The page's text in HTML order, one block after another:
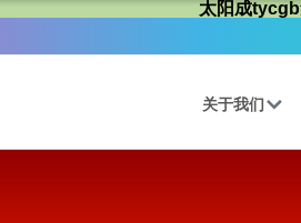
太阳成
关于我们